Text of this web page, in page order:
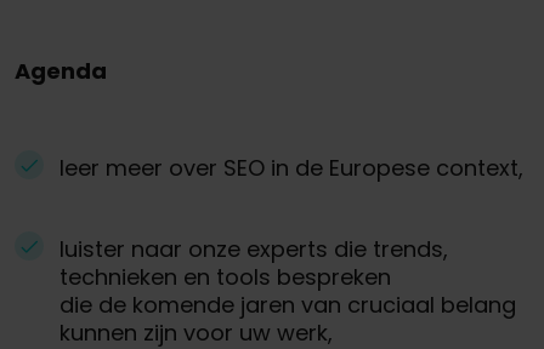
Agenda
leer meer over SEO in de Europese context,
luister naar onze experts die trends,
technieken en tools bespreken
die de komende jaren van cruciaal belang
kunnen zijn voor uw werk,